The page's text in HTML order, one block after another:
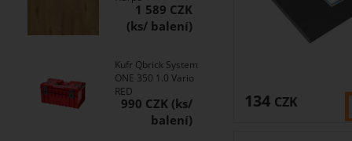
134 CZK
1 589 CZK
Kufr Qbrick System
ONE 350 1.0 Vario
RED
990 CZK